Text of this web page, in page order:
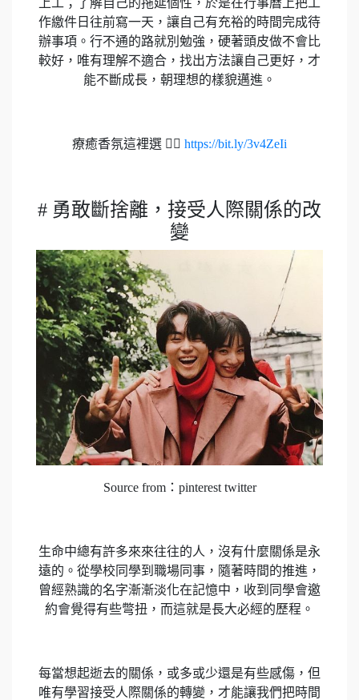
上工；了解自己的拖延個性，於是在行事曆上把工
作繳件日往前寫一天，讓自己有充裕的時間完成待
辦事項。行不通的路就別勉強，硬著頭皮做不會比
較好，唯有理解不適合，找出方法讓自己更好，才
能不斷成長，朝理想的樣貌邁進。
療癒香氛這裡選 👉🏻 https://bit.ly/3v4ZeIi
# 勇敢斷捨離，接受人際關係的改
變
Source from：pinterest twitter
生命中總有許多來來往往的人，沒有什麼關係是永
遠的。從學校同學到職場同事，隨著時間的推進，
曾經熟識的名字漸漸淡化在記憶中，收到同學會邀
約會覺得有些彆扭，而這就是長大必經的歷程。
每當想起逝去的關係，或多或少還是有些感傷，但
唯有學習接受人際關係的轉變，才能讓我們把時間